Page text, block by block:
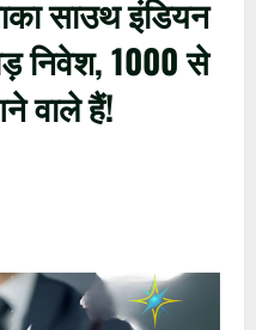
साउथ इंडियन
निवेश, 1000 से
वाले हैं!